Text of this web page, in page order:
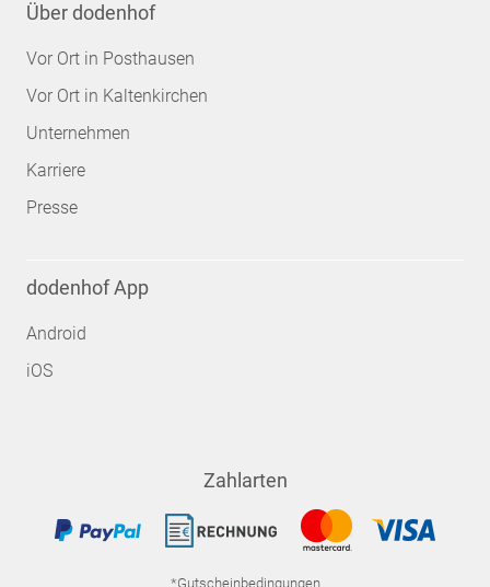
Über dodenhof
Vor Ort in Posthausen
Vor Ort in Kaltenkirchen
Unternehmen
Karriere
Presse
dodenhof App
Android
iOS
Zahlarten
*Gutscheinbedingungen